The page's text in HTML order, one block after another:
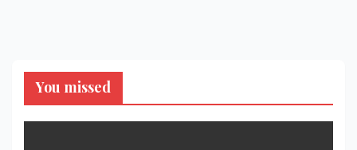
You missed